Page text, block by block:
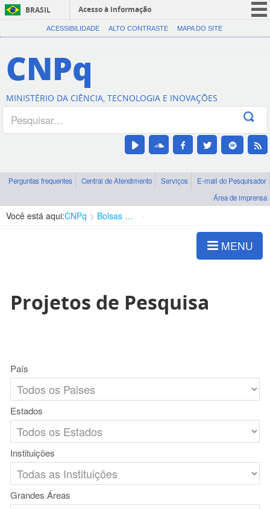
BRASIL
Acesso à informação
CORONAVÍRUS (COVID-19)
Canais
ACESSIBILIDADE ALTO CONTRASTE MAPA DO SITE
CNPq
MINISTÉRIO DA CIÊNCIA, TECNOLOGIA E INOVAÇÕES
Perguntas frequentes Central de Atendimento Serviços
E-mail do Pesquisador
Área de imprensa
Você está aqui:CNPq Bolsas e Auxílios Vigentes
MENU
Projetos de Pesquisa
País
Estados
Instituições
Grandes Áreas